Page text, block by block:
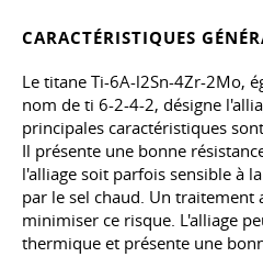
CARACTÉRISTIQUES
Le titane Ti-6A-l2Sn-4Zr-2Mo,
nom de ti 6-2-4-2, désigne
principales caractéristiques
Il présente une bonne
l'alliage soit parfois sensible à
par le sel chaud. Un traitement
minimiser ce risque. L'alliage
thermique et présente une